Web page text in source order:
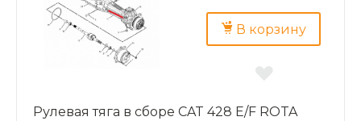
В корзину
Рулевая тяга в сборе CAT 428 E/F ROTA